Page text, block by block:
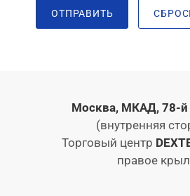
ОТПРАВИТЬ
Москва, МКАД, 78-й
(внутренняя
Торговый центр
правое